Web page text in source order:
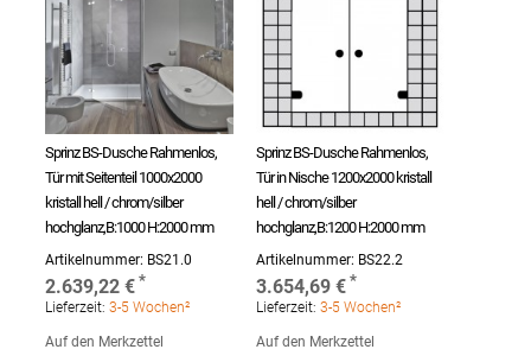
Sprinz BS-Dusche Rahmenlos,
Tür mit Seitenteil 1000x2000
kristall hell / chrom/silber
hochglanz,B:1000 H:2000 mm
Artikelnummer: BS21.0
2.639,22 €
Lieferzeit: 3-5 Wochen²
Auf den Merkzettel
Sprinz BS-Dusche Rahmenlos,
Tür in Nische 1200x2000 kristall
hell / chrom/silber
hochglanz,B:1200 H:2000 mm
Artikelnummer: BS22.2
3.654,69 €
Lieferzeit: 3-5 Wochen²
Auf den Merkzettel